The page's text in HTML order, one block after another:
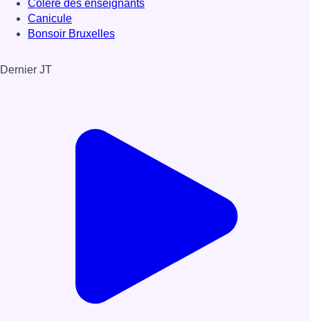
Colère des enseignants
Canicule
Bonsoir Bruxelles
Dernier JT